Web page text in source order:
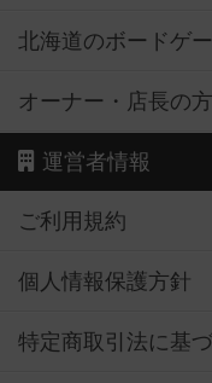
北海道のボードゲ
オーナー・店長の
運営者情報
ご利用規約
個人情報保護方針
特定商取引法に基